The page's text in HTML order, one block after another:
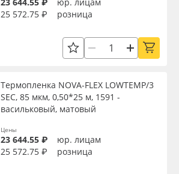
25 572.75 ₽
розница
Термопленка NOVA-FLEX LOWTEMP/3
SEC, 85 мкм, 0,50*25 м, 1591 -
васильковый, матовый
Цены
23 644.55 ₽
юр. лицам
25 572.75 ₽
розница